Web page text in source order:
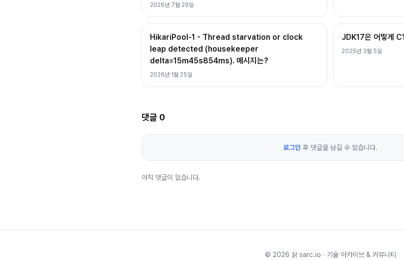
2026년 7월 29일
HikariPool-1 - Thread starvation or clock
leap detected (housekeeper
delta=15m45s854ms). 메시지는?
2026년 1월 25일
JDK17은 어떻게
2025년 3월 5일
댓글 0
로그인 후 댓글을 남길 수 있습니다.
아직 댓글이 없습니다.
© 2026 삵 sarc.io · 기술 아카이브 & 커뮤니티